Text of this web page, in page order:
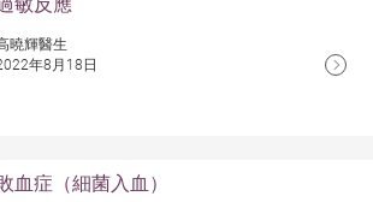
曉輝醫生
年8月18日
血症（細菌入血）